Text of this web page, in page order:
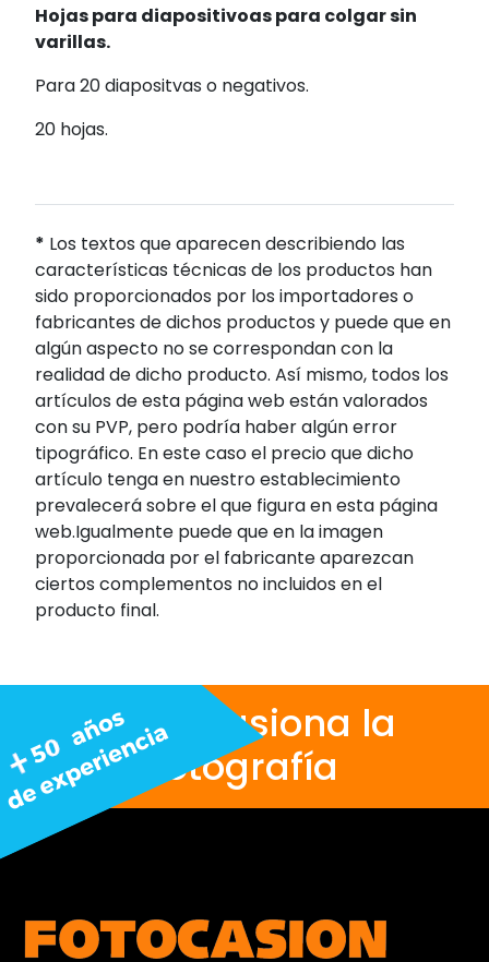
Hojas para diapositivoas para colgar sin
varillas.
Para 20 diapositvas o negativos.
20 hojas.
* Los textos que aparecen describiendo las
características técnicas de los productos han
sido proporcionados por los importadores o
fabricantes de dichos productos y puede que en
algún aspecto no se correspondan con la
realidad de dicho producto. Así mismo, todos los
artículos de esta página web están valorados
con su PVP, pero podría haber algún error
tipográfico. En este caso el precio que dicho
artículo tenga en nuestro establecimiento
prevalecerá sobre el que figura en esta página
web.Igualmente puede que en la imagen
proporcionada por el fabricante aparezcan
ciertos complementos no incluidos en el
producto final.
Nos apasiona la
fotografía